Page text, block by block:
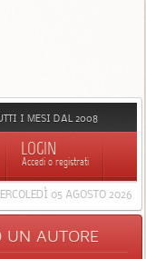
I MESI DAL 2008
LOGIN
Accedi o registrati
05 AGOSTO 2026
UN AUTORE